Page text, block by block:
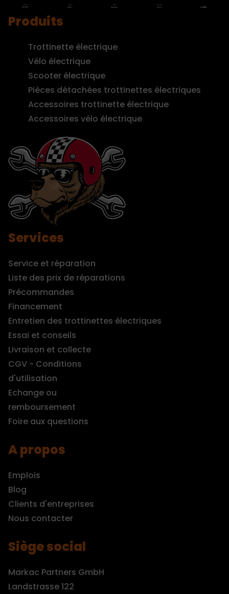
Produits
Trottinette électrique
Vélo électrique
Scooter électrique
Pièces détachées trottinettes électriques
Accessoires trottinette électrique
Accessoires vélo électrique
Services
Service et réparation
Liste des prix de réparations
Précommandes
Financement
Entretien des trottinettes électriques
Essai et conseils
Livraison et collecte
CGV - Conditions
d'utilisation
Echange ou
remboursement
Foire aux questions
A propos
Emplois
Blog
Clients d'entreprises
Nous contacter
Siège social
Markac Partners GmbH
Landstrasse 122